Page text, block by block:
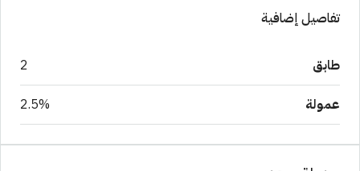
تفاصيل إضافية
طابق 2
عمولة 2.5%